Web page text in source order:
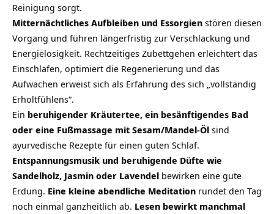
Reinigung sorgt.
Mitternächtliches Aufbleiben und Essorgien stören diesen
Vorgang und führen längerfristig zur Verschlackung und
Energielosigkeit. Rechtzeitiges Zubettgehen erleichtert das
Einschlafen, optimiert die Regenerierung und das
Aufwachen erweist sich als Erfahrung des sich „vollständig
Erholtfühlens“.
Ein beruhigender Kräutertee, ein besänftigendes Bad
oder eine Fußmassage mit Sesam/Mandel-Öl sind
ayurvedische Rezepte für einen guten Schlaf.
Entspannungsmusik und beruhigende Düfte wie
Sandelholz, Jasmin oder Lavendel bewirken eine gute
Erdung. Eine kleine abendliche Meditation rundet den Tag
noch einmal ganzheitlich ab. Lesen bewirkt manchmal